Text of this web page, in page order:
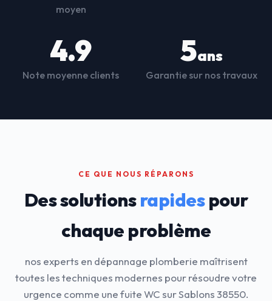
moyen
4.9
Note moyenne clients
5ans
Garantie sur nos travaux
CE QUE NOUS RÉPARONS
Des solutionsrapidespour
chaque problème
nos experts en dépannage plomberie maîtrisent
toutes les techniques modernes pour résoudre votre
urgence comme une fuite WC sur Sablons 38550.